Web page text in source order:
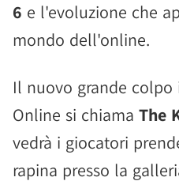
6 e l'evoluzione che
mondo dell'online.
Il nuovo grande colpo
Online si chiama The
vedrà i giocatori
rapina presso la